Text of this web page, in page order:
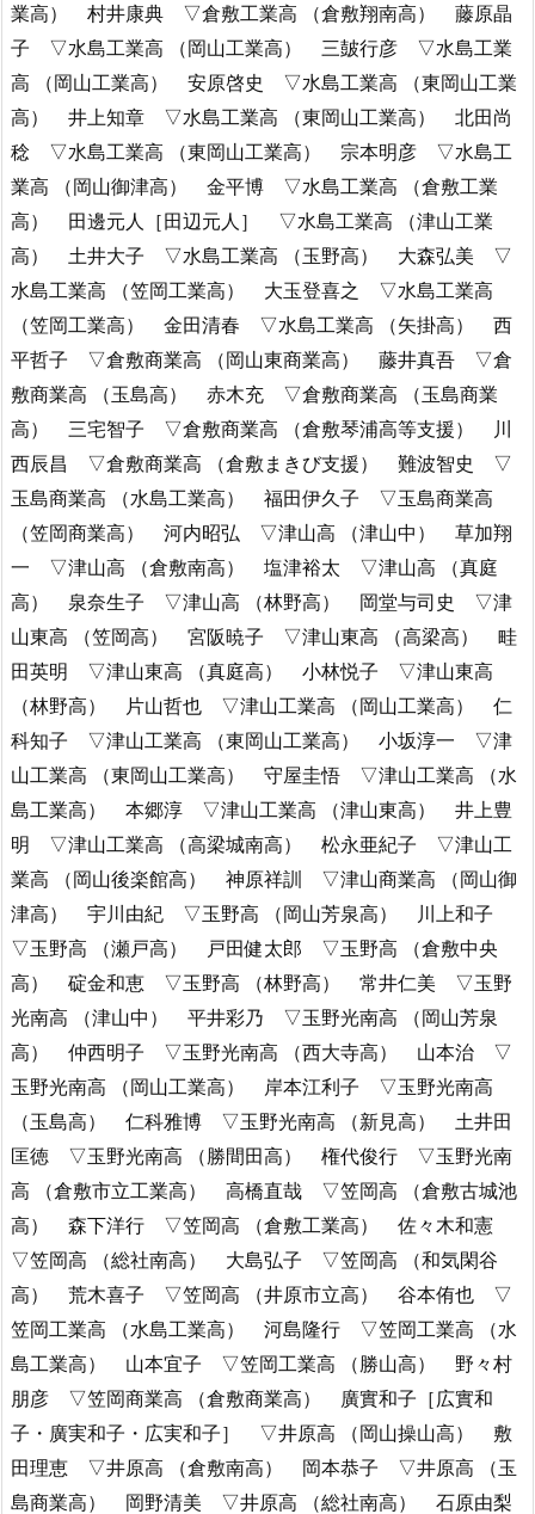
業高） 村井康典 ▽倉敷工業高 （倉敷翔南高） 藤原晶
子 ▽水島工業高 （岡山工業高） 三皷行彦 ▽水島工業
高 （岡山工業高） 安原啓史 ▽水島工業高 （東岡山工業
高） 井上知章 ▽水島工業高 （東岡山工業高） 北田尚
稔 ▽水島工業高 （東岡山工業高） 宗本明彦 ▽水島工
業高 （岡山御津高） 金平博 ▽水島工業高 （倉敷工業
高） 田邊元人［田辺元人］ ▽水島工業高 （津山工業
高） 土井大子 ▽水島工業高 （玉野高） 大森弘美 ▽
水島工業高 （笠岡工業高） 大玉登喜之 ▽水島工業高
（笠岡工業高） 金田清春 ▽水島工業高 （矢掛高） 西
平哲子 ▽倉敷商業高 （岡山東商業高） 藤井真吾 ▽倉
敷商業高 （玉島高） 赤木充 ▽倉敷商業高 （玉島商業
高） 三宅智子 ▽倉敷商業高 （倉敷琴浦高等支援） 川
西辰昌 ▽倉敷商業高 （倉敷まきび支援） 難波智史 ▽
玉島商業高 （水島工業高） 福田伊久子 ▽玉島商業高
（笠岡商業高） 河内昭弘 ▽津山高 （津山中） 草加翔
一 ▽津山高 （倉敷南高） 塩津裕太 ▽津山高 （真庭
高） 泉奈生子 ▽津山高 （林野高） 岡堂与司史 ▽津
山東高 （笠岡高） 宮阪暁子 ▽津山東高 （高梁高） 畦
田英明 ▽津山東高 （真庭高） 小林悦子 ▽津山東高
（林野高） 片山哲也 ▽津山工業高 （岡山工業高） 仁
科知子 ▽津山工業高 （東岡山工業高） 小坂淳一 ▽津
山工業高 （東岡山工業高） 守屋圭悟 ▽津山工業高 （水
島工業高） 本郷淳 ▽津山工業高 （津山東高） 井上豊
明 ▽津山工業高 （高梁城南高） 松永亜紀子 ▽津山工
業高 （岡山後楽館高） 神原祥訓 ▽津山商業高 （岡山御
津高） 宇川由紀 ▽玉野高 （岡山芳泉高） 川上和子
▽玉野高 （瀬戸高） 戸田健太郎 ▽玉野高 （倉敷中央
高） 碇金和恵 ▽玉野高 （林野高） 常井仁美 ▽玉野
光南高 （津山中） 平井彩乃 ▽玉野光南高 （岡山芳泉
高） 仲西明子 ▽玉野光南高 （西大寺高） 山本治 ▽
玉野光南高 （岡山工業高） 岸本江利子 ▽玉野光南高
（玉島高） 仁科雅博 ▽玉野光南高 （新見高） 土井田
匡徳 ▽玉野光南高 （勝間田高） 権代俊行 ▽玉野光南
高 （倉敷市立工業高） 高橋直哉 ▽笠岡高 （倉敷古城池
高） 森下洋行 ▽笠岡高 （倉敷工業高） 佐々木和憲
▽笠岡高 （総社南高） 大島弘子 ▽笠岡高 （和気閑谷
高） 荒木喜子 ▽笠岡高 （井原市立高） 谷本侑也 ▽
笠岡工業高 （水島工業高） 河島隆行 ▽笠岡工業高 （水
島工業高） 山本宜子 ▽笠岡工業高 （勝山高） 野々村
朋彦 ▽笠岡商業高 （倉敷商業高） 廣實和子［広實和
子・廣実和子・広実和子］ ▽井原高 （岡山操山高） 敷
田理恵 ▽井原高 （倉敷南高） 岡本恭子 ▽井原高 （玉
島商業高） 岡野清美 ▽井原高 （総社南高） 石原由梨